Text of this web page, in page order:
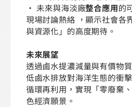
• 未來與海淡廠整合應用的
現場討論熱絡 ，顯示社會各
與資源化」的高度期待。
未來展望
透過鹵水提濃減量與有價物
低鹵水排放對海洋生態的衝
循環再利用，實現「零廢棄
色經濟願景。